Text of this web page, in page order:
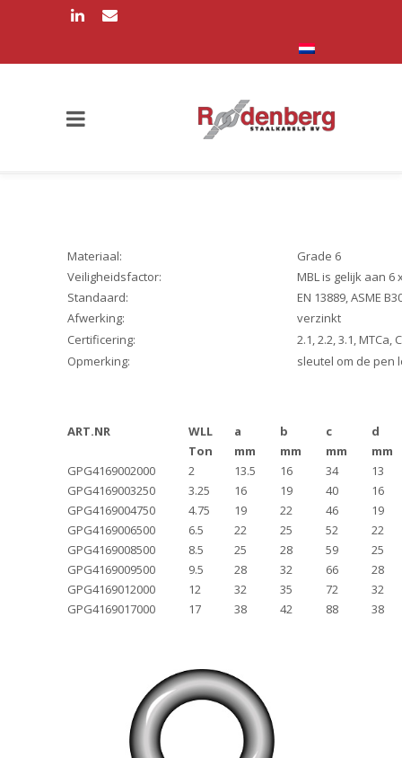
Materiaal:
Grade 6
Veiligheidsfactor:
MBL is gelijk aan 6
Standaard:
EN 13889, ASME
Afwerking:
verzinkt
Certificering:
2.1, 2.2, 3.1, MTCa,
Opmerking:
sleutel om de pen
ART.NR WLL a b c
d
Ton
mm mm mm
mm
GPG4169002000
2 13.5 16 34
13
GPG4169003250
3.25 16 19 40
16
GPG4169004750
4.75 19 22 46
19
GPG4169006500
6.5 22 25 52
22
GPG4169008500
8.5 25 28 59
25
GPG4169009500
9.5 28 32 66
28
GPG4169012000
12 32 35 72
32
GPG4169017000
17 38 42 88 38